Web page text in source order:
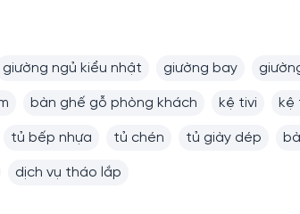
giường ngủ kiểu nhật giường bay
bàn ghế gỗ phòng khách kệ tivi kệ
tủ bếp nhựa tủ chén tủ giày dép
dịch vụ tháo lắp